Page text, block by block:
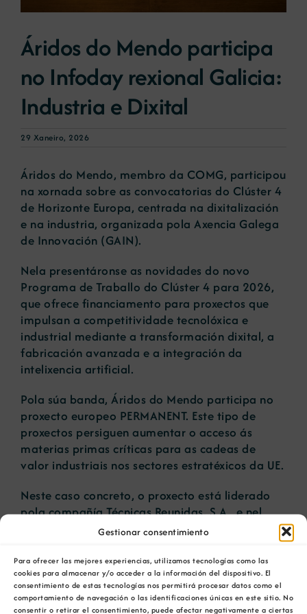
Gestionar consentimiento
Para ofrecer las mejores experiencias, utilizamos tecnologías como las
cookies para almacenar y/o acceder a la información del dispositivo. El
consentimiento de estas tecnologías nos permitirá procesar datos como el
comportamiento de navegación o las identificaciones únicas en este sitio. No
consentir o retirar el consentimiento, puede afectar negativamente a ciertas
Novas
Portal de emprego
Áridos do Mendo participa
no Infoday rexional Galicia:
Industria e Dixital
29 Xaneiro, 2026
Áridos do Mendo, membro da COMG, participou
na xornada sobre as convocatorias do Clúster 4
de Horizonte Europa, centrada na dixitalización
e na industria, organizada pola Axencia Galega
de Innovación (GAIN).
Nela presentáronse as novidades do novo
Programa de Traballo do Clúster 4 para 2026,
que ofrece financiamento para proxectos que
impulsan a competitividade tecnolóxica e
industrial mediante a transformación dixital, a
fabricación avanzada e a integración da
intelixencia artificial.
Pola súa banda, Áridos do Mendo participa no
proxecto europeo PERMANENT. Este tipo de
proxectos persiguen aumentar o acceso ás
materias primas críticas para as cadeas de
valor industriais nos sectores estratéxicos da UE.
Neste caso concreto, o proxecto está liderado
pola compañía Técnicas Reunidas, S.A. e nel
participan máis de 30 empresas e organismos
Europa de imáns permanentes (compoñentes
fundamentais en motores eléctricos,
aeroxeneradores, etc), incrementando en 20
veces a capacidade de produción destes